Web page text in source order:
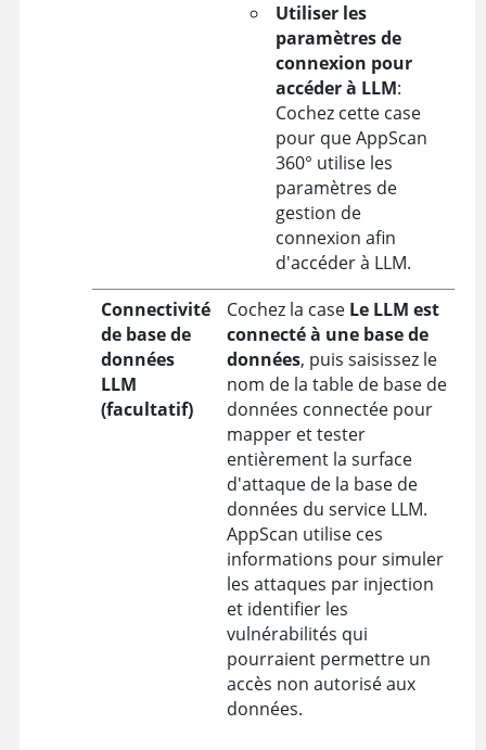
Utiliser les
paramètres de
connexion pour
accéder à LLM:
Cochez cette case
pour queAppScan
360° utilise les
paramètres de
gestion de
connexion afin
d'accéder à LLM.
Connectivité
de base de
données
LLM
(facultatif)
Cochez la case Le LLM est
connecté à une base de
données, puis saisissez le
nom de la table de base de
données connectée pour
mapper et tester
entièrement la surface
d'attaque de la base de
données du service LLM.
AppScan utilise ces
informations pour simuler
les attaques par injection
et identifier les
vulnérabilités qui
pourraient permettre un
accès non autorisé aux
données.